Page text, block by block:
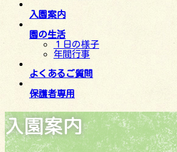
入園案内
園の生活
１日の様子
年間行事
よくあるご質問
保護者専用
入園案内